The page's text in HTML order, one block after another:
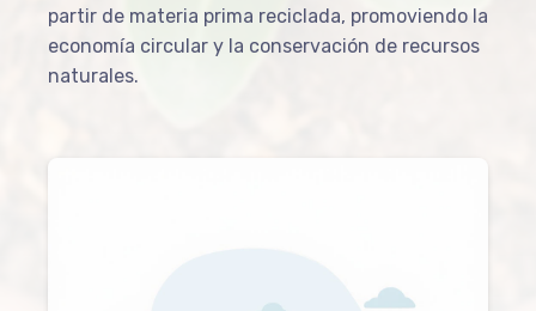
partir de materia prima reciclada, promoviendo la
economía circular y la conservación de recursos
naturales.